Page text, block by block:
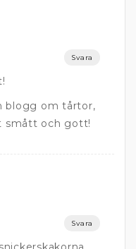
Svara
blogg om tårtor,
smått och gott!
Svara